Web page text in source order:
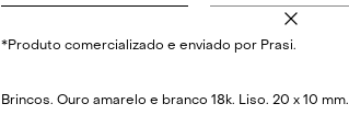
*Produto comercializado e enviado por Prasi.
Brincos. Ouro amarelo e branco 18k. Liso. 20 x 10 mm.